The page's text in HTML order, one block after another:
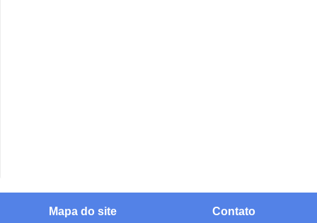
Mapa do site Contato